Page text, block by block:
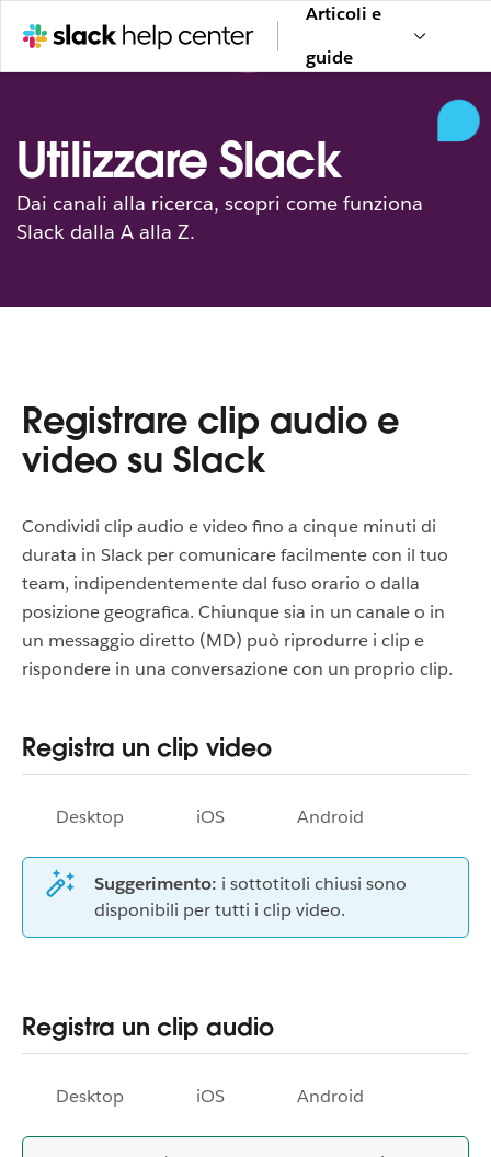
Articoli e
guide
Utilizzare Slack
Dai canali alla ricerca, scopri come funziona
Slack dalla A alla Z.
Registrare clip audio e
video su Slack
Condividi clip audio e video fino a cinque minuti di
durata in Slack per comunicare facilmente con il tuo
team, indipendentemente dal fuso orario o dalla
posizione geografica. Chiunque sia in un canale o in
un messaggio diretto (MD) può riprodurre i clip e
rispondere in una conversazione con un proprio clip.
Registra un clip video
Desktop iOS Android
Suggerimento: i sottotitoli chiusi sono
disponibili per tutti i clip video.
Registra un clip audio
Desktop iOS Android